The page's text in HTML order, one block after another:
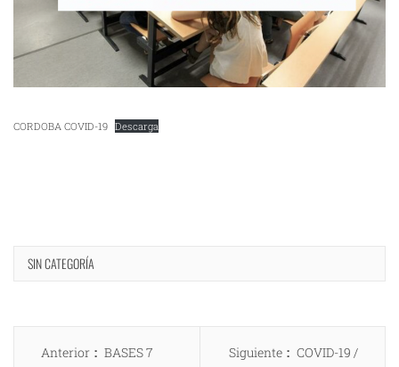
CORDOBA COVID-19 Descarga
SIN CATEGORÍA
Navegación
Anterior
Entrada
BASES 7
Siguiente
Entrada
COVID-19 /